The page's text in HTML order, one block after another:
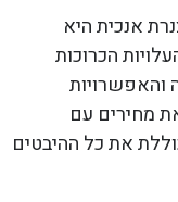
אנכית היא
הכרוכות
והאפשרויות
מחירים עם
את כל ההיבטים